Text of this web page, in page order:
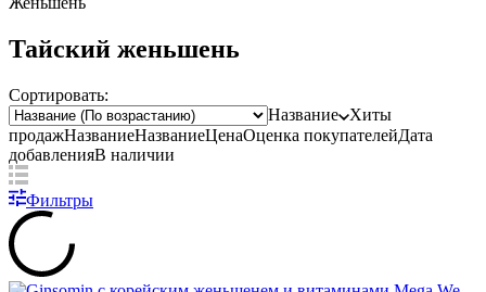
Тайский женьшень
Сортировать:
Название
Хиты
продажНазваниеНазваниеЦенаОценка покупателейДата
добавленияВ наличии
Фильтры